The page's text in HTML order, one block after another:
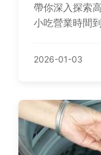
帶你深入探索
小吃營業時間
2026-01-03